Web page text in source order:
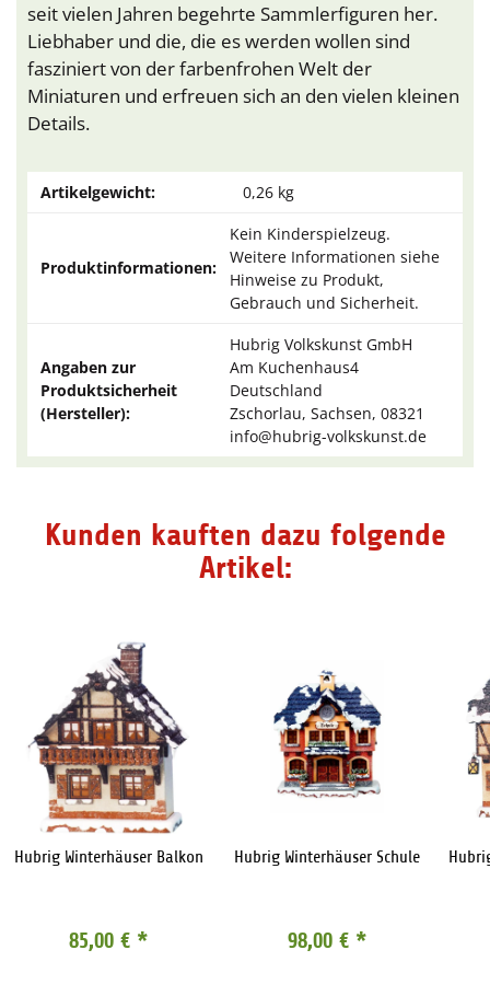
seit vielen Jahren begehrte Sammlerfiguren her.
Liebhaber und die, die es werden wollen sind
fasziniert von der farbenfrohen Welt der
Miniaturen und erfreuen sich an den vielen kleinen
Details.
Artikelgewicht: 0,26 kg
Produktinformationen:
Kein Kinderspielzeug.
Weitere Informationen siehe
Hinweise zu Produkt,
Gebrauch und Sicherheit.
Angaben zur
Produktsicherheit
(Hersteller):
Hubrig Volkskunst GmbH
Am Kuchenhaus4
Deutschland
Zschorlau, Sachsen, 08321
info@hubrig-volkskunst.de
Kunden kauften dazu folgende
Artikel:
Hubrig Winterhäuser Balkon
85,00 € *
Hubrig Winterhäuser Schule
98,00 € *